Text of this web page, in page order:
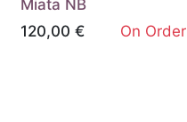
Miata NB
120,00 € On Order